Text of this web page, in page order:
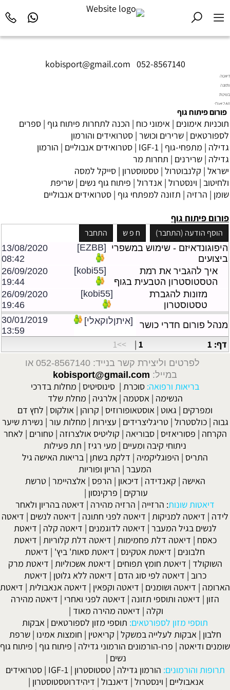
kobisport@gmail.com 052-8567140
דיאטה
ותזונה
בשיטת
Diet2All:
המדע
שמאחורי
הגוף
המושלם.
פורוםפיתוח גוף
תוכניות אימונים | אימוני כוח | הכנה לתחרות פיתוח גוף | ספרים
לספורטאים | שרירים וכושר | סטרואידים והורמון
גדילה | מתפחי-גוף |
IGF-1
| סטרואידים אנבוליים | הורמון
גדילה | שרירנים | תחרות מר
ישראל | קלנבוטרול | טסטוסטרון | סייקל למסה
ולחיטוב | וינסטרול | אנדרול | פיתוח גוף נשים | שריפת
שומן | הרזיה | תזונה למפתחי גוף | סטרואידים אנבוליים
פורום פיתוח גוף
היפוגונדאיזם - שימוש במשפרי
ביצועים
[EZBB]
13/08/2020
08:42
איך להגביר את רמת
הטסטוסטרון הטבעית בגוף
[kobi55]
26/09/2020
19:44
מזונות להגברת
טסטוסטרון
[kobi55]
26/09/2020
19:46
מנהל פורום חדרי כושר
[איתןלוקאלי]
30/01/2019
13:59
דף: 1 1
|
>>1
לפרטים וליצירת קשר בנייד: 052-8567140
או
במייל: kobisport@gmail.com
בריאות ורפואה: סוכרת | סינוסיטיס | מחלות בדרכי
הנשימה | אסטמה | אלרגיה | מחלת שלד
ומפרקים | גאוט | אוסטאופורוזיס | קרוהן | אולקוס | לחץ דם
גבוה |כולסטרול |טריגליצרידים | עצירות | מחלות עור | נשירת שיער
הקרחה | פסוריאזיס |סבוריאה | קוליטיס אולצרוזה |טחורים | לאחר
ניתוחי קיבה ומעיים | מעי רגיז | תת פעילות
התריס | היפוגליקמיה | דלקת בשתן | בריאות האישה גיל
המעבר | הריון ופוריות
האישה | קאנדידה | דיכאון | הרפס | אלצהיימר |טרשת
עורקים | פרקינסון |
דיאטות שונות: הרזייה | הרזיה מהירה | דיאטה בהריון ולאחר
לידה | דיאטה למניקות | דיאטה לפני חתונה | דיאטה לנשים | דיאטה
לנשים בגיל המעבר | דיאטה לדוגמנים | דיאטה קלה | דיאטת
כאסח | דיאטה דלת פחמימות | דיאטה דלת קלוריות | דיאטת
חלבונים | דיאטת אטקינס | דיאטת סאות' ביץ' | דיאטת
השוקולד | דיאטת חומץ תפוחים | דיאטת אשכוליות | דיאטת מרק
כרוב | דיאטה לפי סוג הדם | דיאטה ללא גלוטן | דיאטת
הארומה | דיאטה ושומנים | דיאטה וקפאין | דיאטה אנאבולית | דיאטת
הזון | דיאטה ותוספי תזונה | דיאטה לפני ואחרי | דיאטה מהירה
וקלה | דיאטה מהירה מאוד |
תוספי מזון לספורטאים: תוספי מזון לספורטאים | אבקות
חלבון | אבקות לעלייה במשקל | קריאטין | חומצות אמינו |שרפת
שומנים ודיאטה | פרו-הורמונים הורמוני גדילה | פיתוח גוף | פיתוח גוף
נשים |
תרופות והורמונים: הורמון גדילה |טסטוסטרון |
IGF-1
|סטרואידים
אנאבוליים | וינסטרול | דיאנבול | דיהידרוטסטוסטרון |